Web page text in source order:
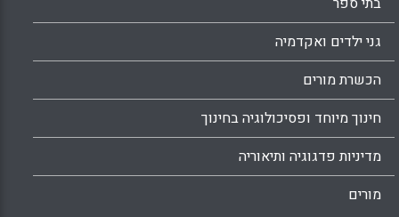
גני ילדים ואקדמיה
הכשרת מורים
חינוך מיוחד ופסיכולוגיה בחינוך
מדיניות פדגוגיה ותיאוריה
מורים